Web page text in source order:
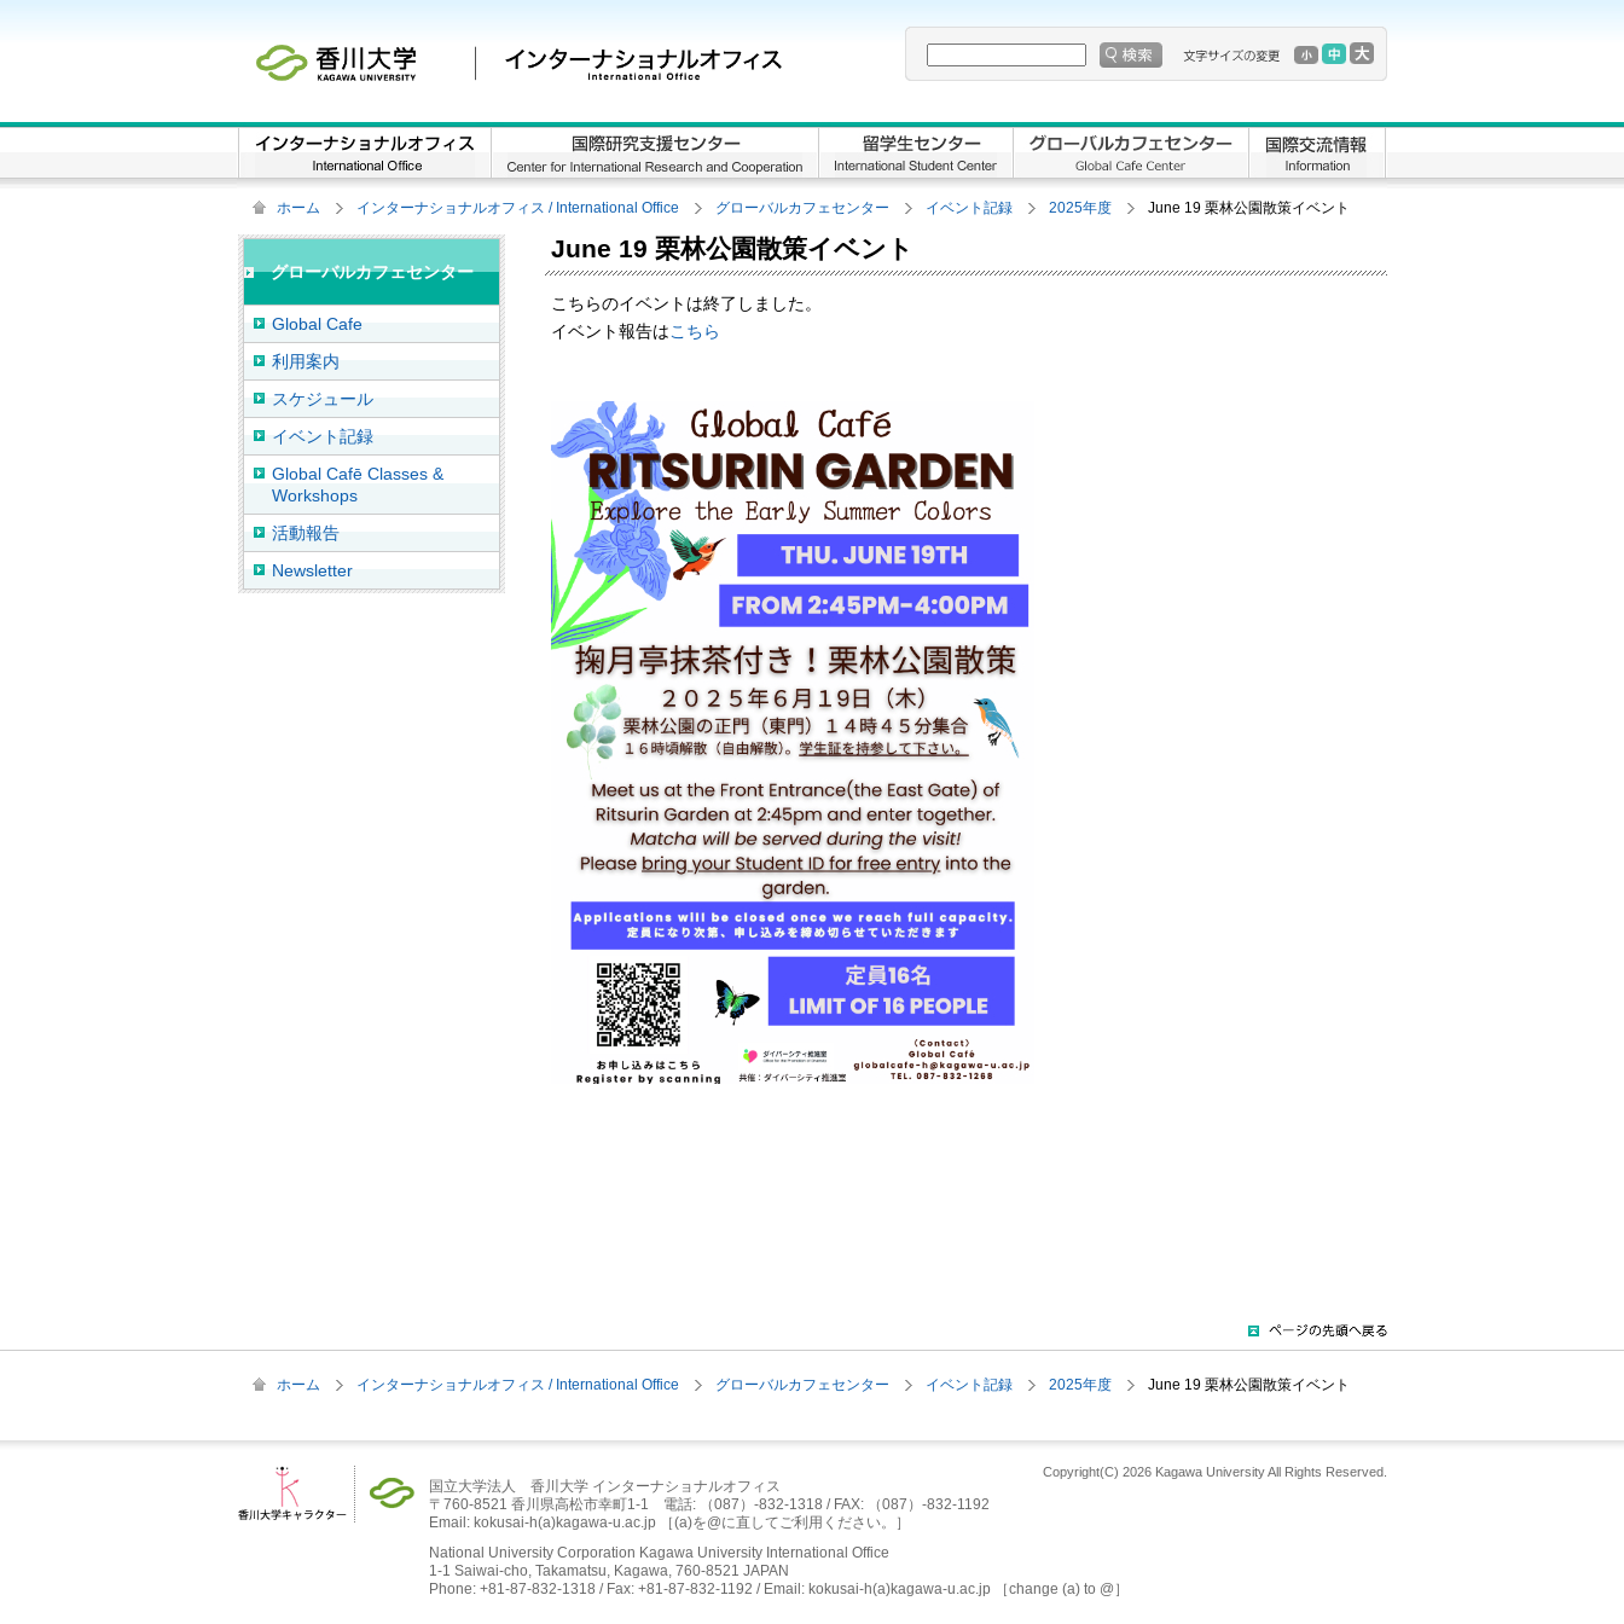
ホーム インターナショナルオフィス / International Office グローバルカフェセンター イベント記録 2025年度 June 19 栗林公園散策イベント
June 19 栗林公園散策イベント
こちらのイベントは終了しました。
イベント報告はこちら
グローバルカフェセンター
Global Cafe
利用案内
スケジュール
イベント記録
Global Cafē Classes &
Workshops
活動報告
Newsletter
ホーム インターナショナルオフィス / International Office グローバルカフェセンター イベント記録 2025年度 June 19 栗林公園散策イベント
Copyright(C) 2026 Kagawa University All Rights Reserved.
国立大学法人 香川大学 インターナショナルオフィス
〒760-8521 香川県高松市幸町1-1 電話: （087）-832-1318 / FAX: （087）-832-1192
Email: kokusai-h(a)kagawa-u.ac.jp ［(a)を@に直してご利用ください。］
National University Corporation Kagawa University International Office
1-1 Saiwai-cho, Takamatsu, Kagawa, 760-8521 JAPAN
Phone: +81-87-832-1318 / Fax: +81-87-832-1192 / Email: kokusai-h(a)kagawa-u.ac.jp ［change (a) to @］